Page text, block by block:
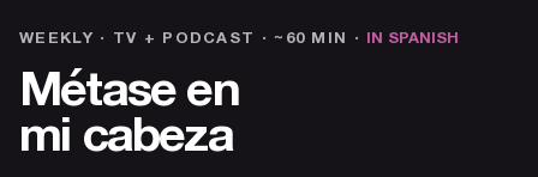
WEEKLY · TV + PODCAST · ~60 MIN · IN SPANISH
Métase en
mi cabeza